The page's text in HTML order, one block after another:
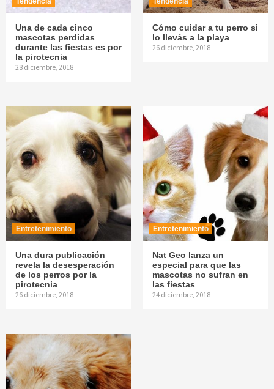
Una de cada cinco
mascotas perdidas
durante las fiestas es por
la pirotecnia
28 diciembre, 2018
Cómo cuidar a tu perro si
lo llevás a la playa
26 diciembre, 2018
Entretenimiento
Una dura publicación
revela la desesperación
de los perros por la
pirotecnia
26 diciembre, 2018
Entretenimiento
Nat Geo lanza un
especial para que las
mascotas no sufran en
las fiestas
24 diciembre, 2018